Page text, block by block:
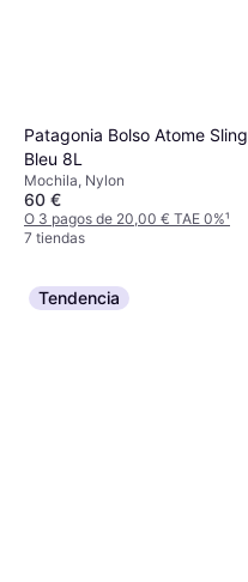
Patagonia Bolso Atome Sling
Bleu 8L
Mochila, Nylon
60 €
O 3 pagos de 20,00 € TAE 0%¹
7 tiendas
Tendencia